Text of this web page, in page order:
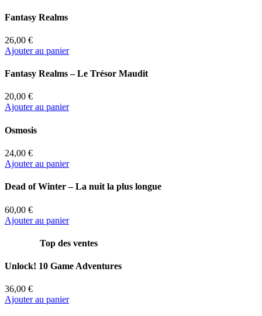
Fantasy Realms
26,00 €
Ajouter au panier
Fantasy Realms – Le Trésor Maudit
20,00 €
Ajouter au panier
Osmosis
24,00 €
Ajouter au panier
Dead of Winter – La nuit la plus longue
60,00 €
Ajouter au panier
Top des ventes
Unlock! 10 Game Adventures
36,00 €
Ajouter au panier